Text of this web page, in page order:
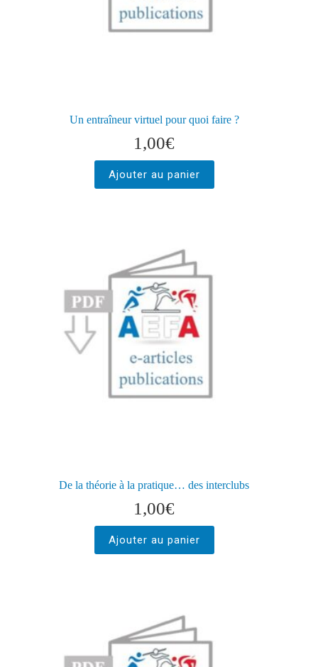
Un entraîneur virtuel pour quoi faire ?
1,00€
Ajouter au panier
De la théorie à la pratique… des interclubs
1,00€
Ajouter au panier